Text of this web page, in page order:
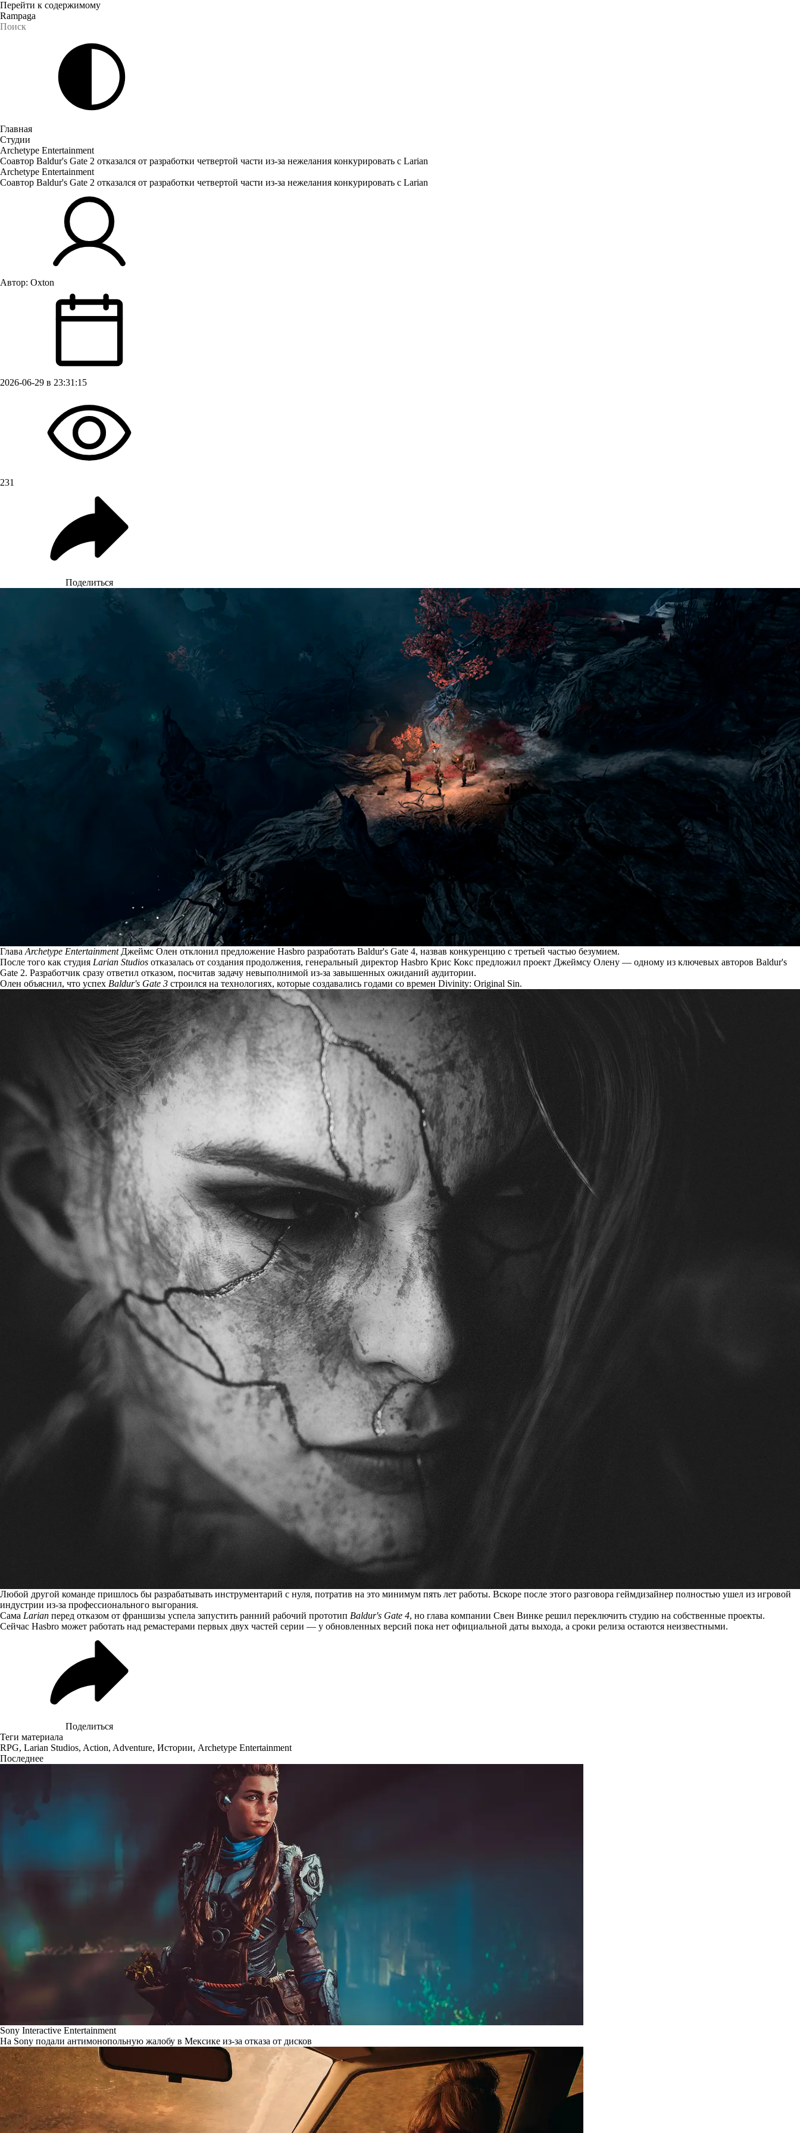
Перейти к содержимому
Rampaga
Главная
Студии
Archetype Entertainment
Соавтор Baldur's Gate 2 отказался от разработки четвертой части из-за нежелания конкурировать с Larian
Archetype Entertainment
Соавтор Baldur's Gate 2 отказался от разработки четвертой части из-за нежелания конкурировать с Larian
Автор: Oxton
2026-06-29 в 23:31:15
231
Поделиться
Глава Archetype EntertainmentДжеймс Олен отклонил предложение Hasbro разработать Baldur's Gate 4, назвав конкуренцию с третьей частью безумием.
После того как студия Larian Studios отказалась от создания продолжения, генеральный директор Hasbro Крис Кокс предложил проект Джеймсу Олену — одному из ключевых авторов Baldur's
Gate 2. Разработчик сразу ответил отказом, посчитав задачу невыполнимой из-за завышенных ожиданий аудитории.
Олен объяснил, что успех Baldur's Gate 3 строился на технологиях, которые создавались годами со времен Divinity: Original Sin.
Любой другой команде пришлось бы разрабатывать инструментарий с нуля, потратив на это минимум пять лет работы. Вскоре после этого разговора геймдизайнер полностью ушел из игровой
индустрии из-за профессионального выгорания.
Сама Larian перед отказом от франшизы успела запустить ранний рабочий прототип Baldur's Gate 4, но глава компании Свен Винке решил переключить студию на собственные проекты.
Сейчас Hasbro может работать над ремастерами первых двух частей серии — у обновленных версий пока нет официальной даты выхода, а сроки релиза остаются неизвестными.
Поделиться
Теги материала
RPG, Larian Studios, Action, Adventure, Истории, Archetype Entertainment
Последнее
Sony Interactive Entertainment
На Sony подали антимонопольную жалобу в Мексике из-за отказа от дисков